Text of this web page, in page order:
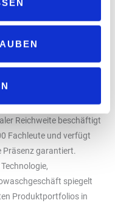
verfügt.
direkte Präsenz in
zu unseren Kunden
angepasst sind, in
verfügen.
Reichweite beschäftigt
Fachleute und verfügt
Präsenz garantiert.
spiegelt
Produktportfolios in